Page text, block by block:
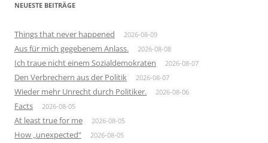
NEUESTE BEITRÄGE
Things that never happened 2026-08-09
Aus für mich gegebenem Anlass. 2026-08-08
Ich traue nicht einem Sozialdemokraten 2026-08-07
Den Verbrechern aus der Politik 2026-08-07
Wieder mehr Unrecht durch Politiker. 2026-08-06
Facts 2026-08-05
At least true for me 2026-08-05
How „unexpected“ 2026-08-05